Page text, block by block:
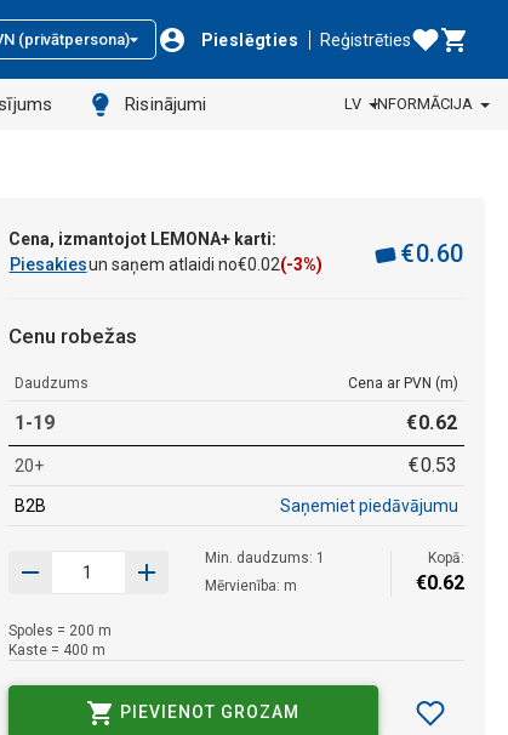
(privātpersona) Pieslēgties Reģistrēties
Risinājumi LV INFORMĀCIJA
Cena, izmantojot LEMONA+ karti:
Piesakiesun saņem atlaidi no€0 02(-3%) €0.60
Cenu robežas
Daudzums Cena ar PVN (m)
1-19 €0.62
20+ €0.53
B2B Saņemiet piedāvājumu
Min. daudzums: 1
Mērvienība: m
Kopā:
€0.62
Spoles = 200 m
Kaste = 400 m
PIEVIENOT GROZAM